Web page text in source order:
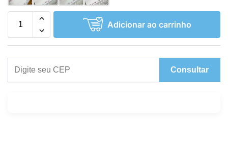
Adicionar ao carrinho
Consultar